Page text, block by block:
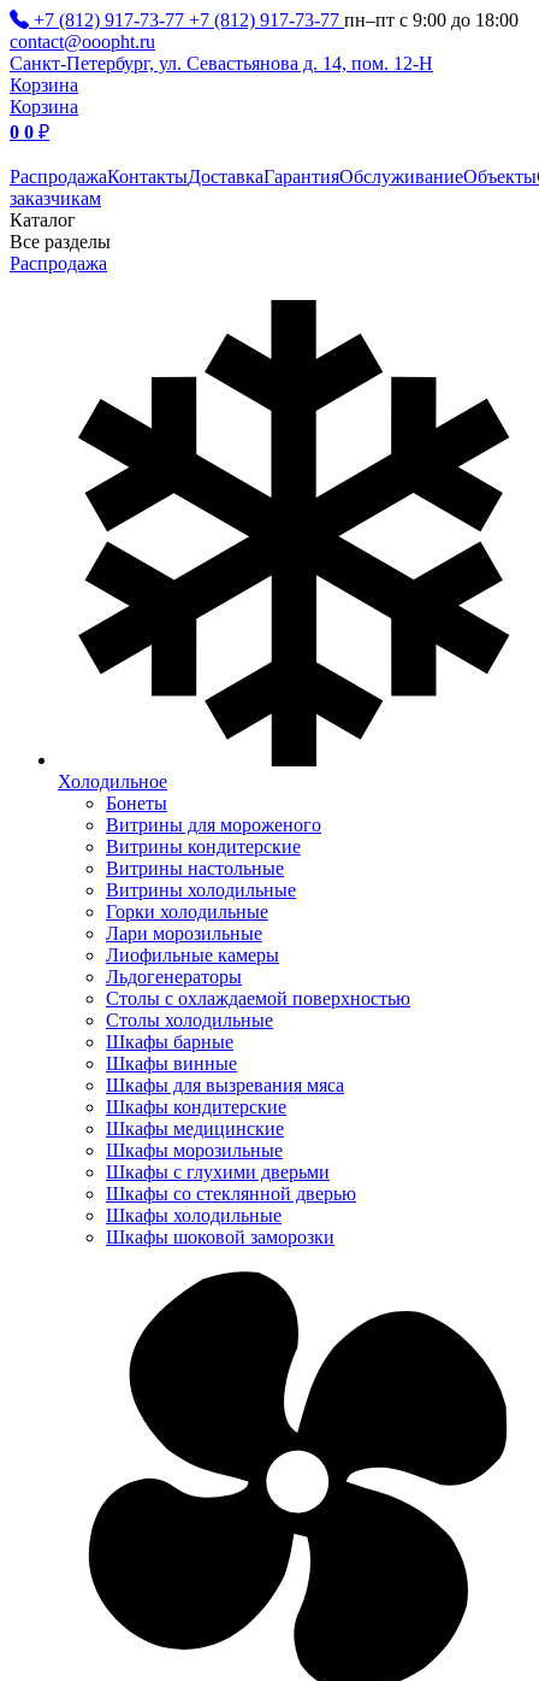
+7 (812) 917-73-77 +7 (812) 917-73-77 пн–пт с 9:00 до 18:00
contact@ooopht.ru
Санкт-Петербург, ул. Севастьянова д. 14, пом. 12-Н
Корзина
Корзина
0 0 ₽
РаспродажаКонтактыДоставкаГарантияОбслуживаниеОбъекты
заказчикам
Каталог
Все разделы
Распродажа
Холодильное
Бонеты
Витрины для мороженого
Витрины кондитерские
Витрины настольные
Витрины холодильные
Горки холодильные
Лари морозильные
Лиофильные камеры
Льдогенераторы
Столы с охлаждаемой поверхностью
Столы холодильные
Шкафы барные
Шкафы винные
Шкафы для вызревания мяса
Шкафы кондитерские
Шкафы медицинские
Шкафы морозильные
Шкафы с глухими дверьми
Шкафы со стеклянной дверью
Шкафы холодильные
Шкафы шоковой заморозки